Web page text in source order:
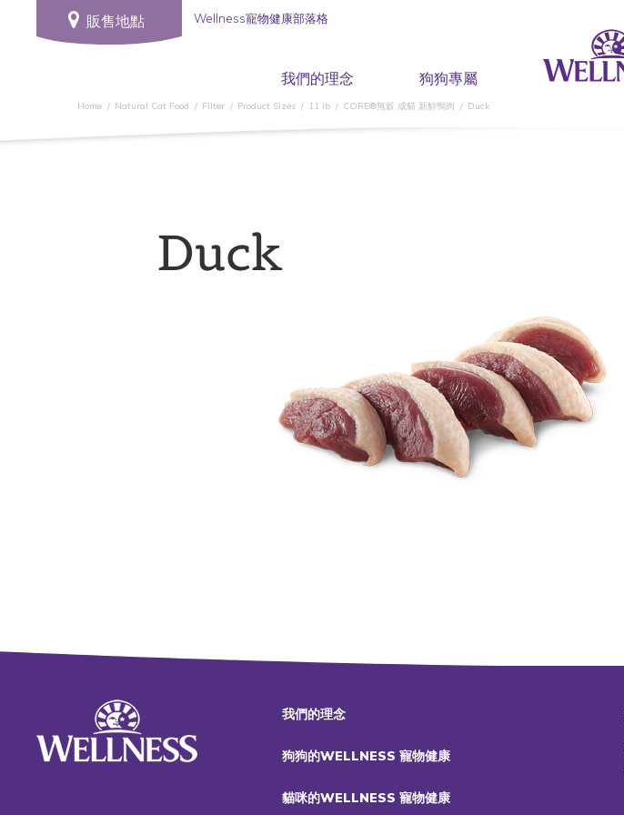
販售地點 Wellness寵物健康部落格
我們的理念 狗狗專屬
Home Natural Cat Food Filter Product Sizes 11 lb CORE®無穀 成貓 新鮮鴨肉 Duck
Duck
我們的理念
狗狗的WELLNESS 寵物健康
貓咪的WELLNESS 寵物健康